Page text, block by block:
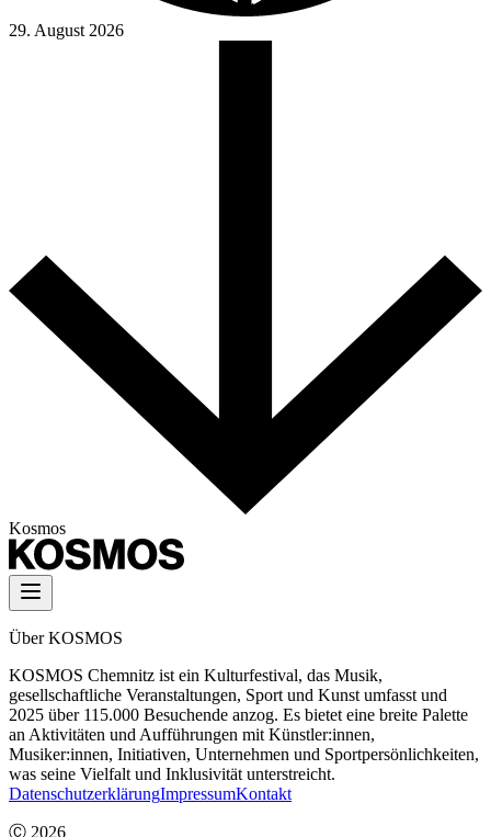
29. August 2026
Kosmos
Über KOSMOS
KOSMOS Chemnitz ist ein Kulturfestival, das Musik,
gesellschaftliche Veranstaltungen, Sport und Kunst umfasst und
2025 über 115.000 Besuchende anzog. Es bietet eine breite Palette
an Aktivitäten und Aufführungen mit Künstler:innen,
Musiker:innen, Initiativen, Unternehmen und Sportpersönlichkeiten,
was seine Vielfalt und Inklusivität unterstreicht.
DatenschutzerklärungImpressumKontakt
Ⓒ 2026